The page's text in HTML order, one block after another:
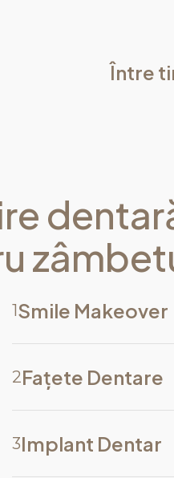
Între
1Smile Makeover
2Fațete Dentare
3Implant Dentar